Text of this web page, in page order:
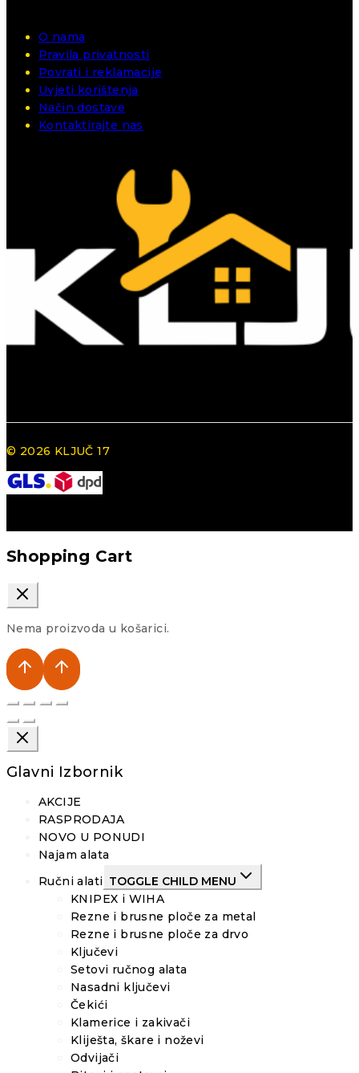
O nama
Pravila privatnosti
Povrati i reklamacije
Uvjeti korištenja
Način dostave
Kontaktirajte nas
© 2026 KLJUČ 17
Shopping Cart
Nema proizvoda u košarici.
Glavni Izbornik
AKCIJE
RASPRODAJA
NOVO U PONUDI
Najam alata
Ručni alati TOGGLE CHILD MENU
KNIPEX i WIHA
Rezne i brusne ploče za metal
Rezne i brusne ploče za drvo
Ključevi
Setovi ručnog alata
Nasadni ključevi
Čekići
Klamerice i zakivači
Kliješta, škare i noževi
Odvijači